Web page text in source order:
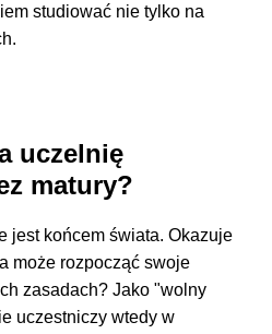
studiować nie tylko na
uczelnię
matury?
jest końcem świata. Okazuje
może rozpocząć swoje
zasadach? Jako "wolny
uczestniczy wtedy w